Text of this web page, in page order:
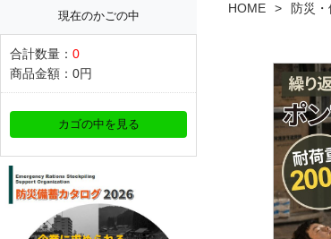
現在のかごの中
合計数量： 0
商品金額： 0円
カゴの中を見る
HOME 防災